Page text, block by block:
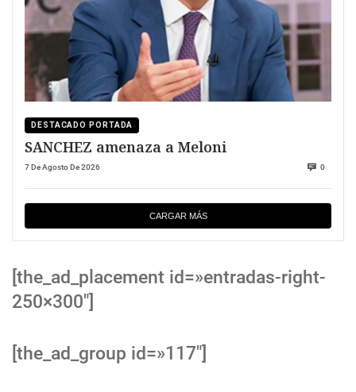
DESTACADO PORTADA
SANCHEZ amenaza a Meloni
7 De Agosto De 2026 0
CARGAR MÁS
[the_ad_placement id=»entradas-right-
250×300″]
[the_ad_group id=»117″]